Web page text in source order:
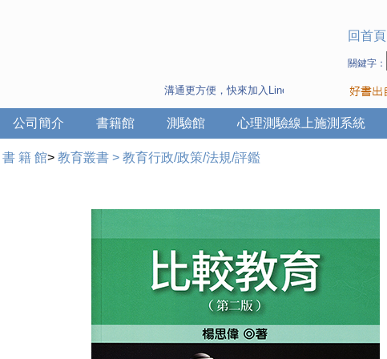
溝通更方便，快來加入Line 與 Wechat ~
回首頁
關鍵字：
心理測驗線上施測系統
測驗館
書籍館
公司簡介
書 籍 館> 教育叢書 > 教育行政/政策/法規/評鑑